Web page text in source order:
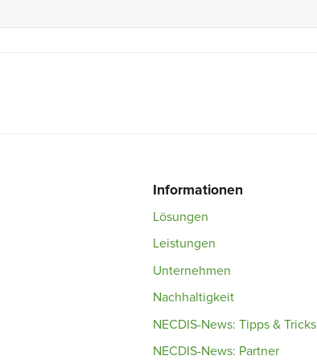
Informationen
Lösungen
Leistungen
Unternehmen
Nachhaltigkeit
NECDIS-News: Tipps & Tricks
NECDIS-News: Partner